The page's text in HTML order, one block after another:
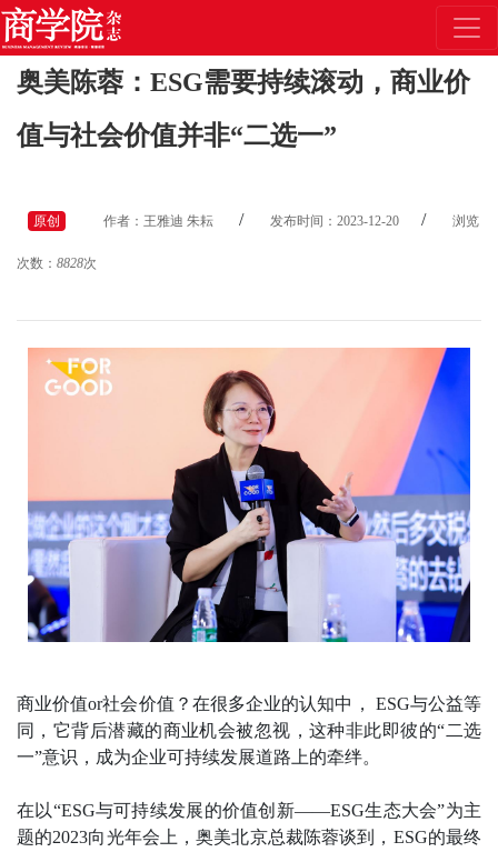
奥美陈蓉：ESG需要持续滚动，商业价
值与社会价值并非“二选一”
原创 作者：王雅迪 朱耘 / 发布时间：2023-12-20 / 浏览
次数： 8828次
商业价值or社会价值？在很多企业的认知中， ESG与公益等
同，它背后潜藏的商业机会被忽视，这种非此即彼的“二选
一”意识，成为企业可持续发展道路上的牵绊。
在以“ESG与可持续发展的价值创新——ESG生态大会”为主
题的2023向光年会上，奥美北京总裁陈蓉谈到，ESG的最终